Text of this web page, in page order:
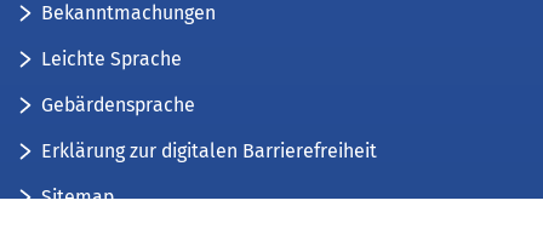
Bekanntmachungen
Leichte Sprache
Gebärdensprache
Erklärung zur digitalen Barrierefreiheit
Sitemap